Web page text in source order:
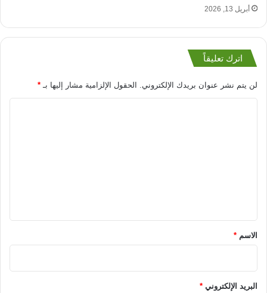
أبريل 13, 2026
اترك تعليقاً
لن يتم نشر عنوان بريدك الإلكتروني. الحقول الإلزامية مشار إليها بـ *
*الاسم *
البريد الإلكتروني *